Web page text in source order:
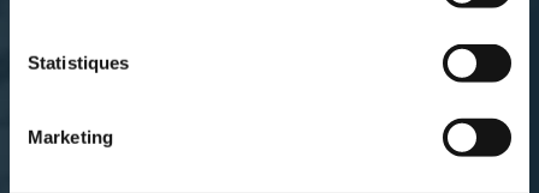
Statistiques
Marketing